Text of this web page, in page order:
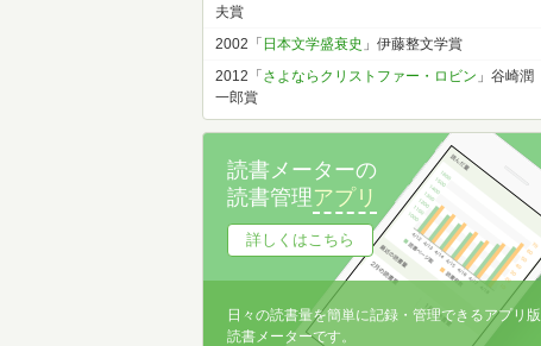
夫賞
2002「 日本文学盛衰史 」伊藤整文学賞
2012「 さよならクリストファー・ロビン 」谷崎潤
一郎賞
読書メーターの
読書管理アプリ
詳しくはこちら
日々の読書量を簡単に記録・管理できるアプリ版
読書メーターです。